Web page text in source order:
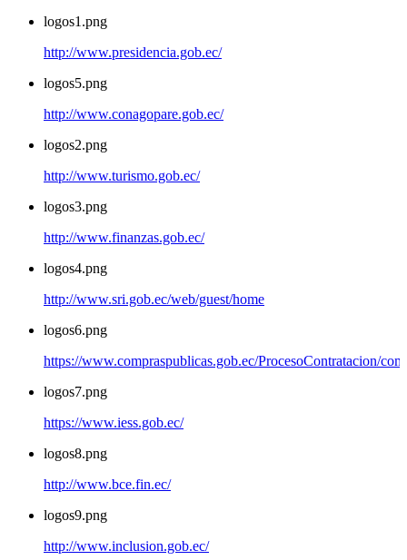
logos1.png
http://www.presidencia.gob.ec/
logos5.png
http://www.conagopare.gob.ec/
logos2.png
http://www.turismo.gob.ec/
logos3.png
http://www.finanzas.gob.ec/
logos4.png
http://www.sri.gob.ec/web/guest/home
logos6.png
https://www.compraspublicas.gob.ec/ProcesoContratacion/
logos7.png
https://www.iess.gob.ec/
logos8.png
http://www.bce.fin.ec/
logos9.png
http://www.inclusion.gob.ec/